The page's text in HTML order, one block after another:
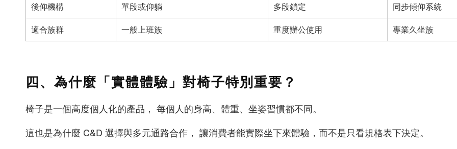
後仰機構
單段或仰躺 多段鎖定
同步傾仰系統
適合族群
一般上班族 重度辦公使用 專業久坐族
四、為什麼「實體體驗」對椅子特別重要？
椅子是一個高度個人化的產品， 每個人的身高、體重、坐姿習慣都不同。
這也是為什麼 C&D 選擇與多元通路合作， 讓消費者能實際坐下來體驗，而不是只看規格表下決定。